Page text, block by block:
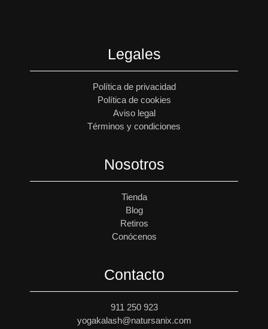
Legales
Política de privacidad
Política de cookies
Aviso legal
Términos y condiciones
Nosotros
Tienda
Blog
Retiros
Conócenos
Contacto
911 250 923
yogakalash@natursanix.com